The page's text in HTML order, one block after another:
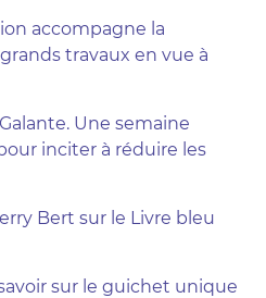
accompagne la
travaux en vue à
Une semaine
inciter à réduire les
Bert sur le Livre bleu
sur le guichet unique